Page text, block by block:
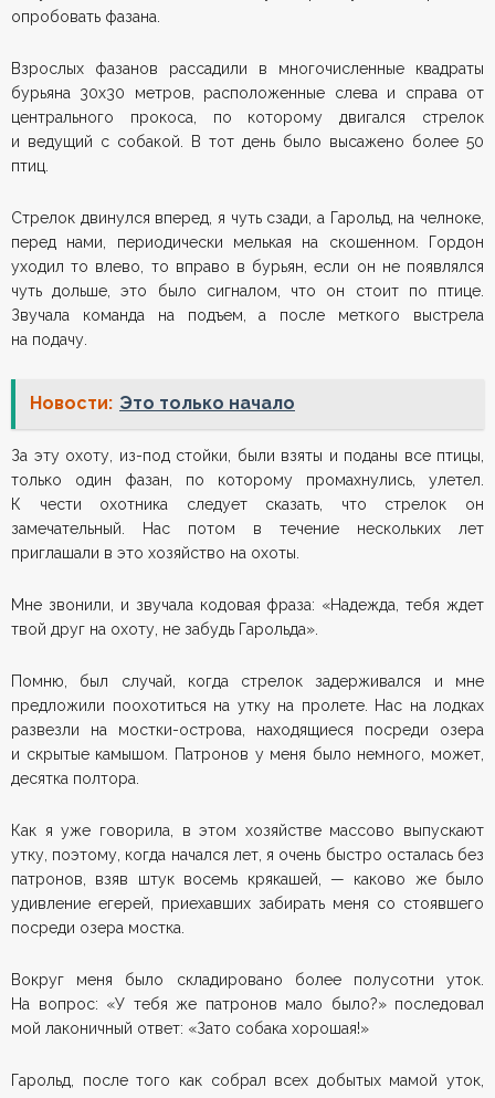
опробовать фазана.
Взрослых фазанов рассадили в многочисленные квадраты
бурьяна 30х30 метров, расположенные слева и справа от
центрального прокоса, по которому двигался стрелок
и ведущий с собакой. В тот день было высажено более 50
птиц.
Стрелок двинулся вперед, я чуть сзади, а Гарольд, на челноке,
перед нами, периодически мелькая на скошенном. Гордон
уходил то влево, то вправо в бурьян, если он не появлялся
чуть дольше, это было сигналом, что он стоит по птице.
Звучала команда на подъем, а после меткого выстрела
на подачу.
Новости: Это только начало
За эту охоту, из-под стойки, были взяты и поданы все птицы,
только один фазан, по которому промахнулись, улетел.
К чести охотника следует сказать, что стрелок он
замечательный. Нас потом в течение нескольких лет
приглашали в это хозяйство на охоты.
Мне звонили, и звучала кодовая фраза: «Надежда, тебя ждет
твой друг на охоту, не забудь Гарольда».
Помню, был случай, когда стрелок задерживался и мне
предложили поохотиться на утку на пролете. Нас на лодках
развезли на мостки-острова, находящиеся посреди озера
и скрытые камышом. Патронов у меня было немного, может,
десятка полтора.
Как я уже говорила, в этом хозяйстве массово выпускают
утку, поэтому, когда начался лет, я очень быстро осталась без
патронов, взяв штук восемь крякашей, — каково же было
удивление егерей, приехавших забирать меня со стоявшего
посреди озера мостка.
Вокруг меня было складировано более полусотни уток.
На вопрос: «У тебя же патронов мало было?» последовал
мой лаконичный ответ: «Зато собака хорошая!»
Гарольд, после того как собрал всех добытых мамой уток,